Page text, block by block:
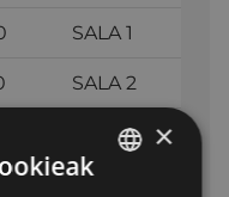
SALA 1
SALA 2
SALA 2
SALA 2
×